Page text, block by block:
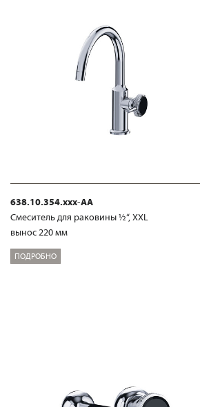
638.10.354.xxx-AA
Смеситель для раковины ½“, XXL
вынос 220 мм
ПОДРОБНО